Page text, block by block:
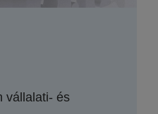
vállalati- és